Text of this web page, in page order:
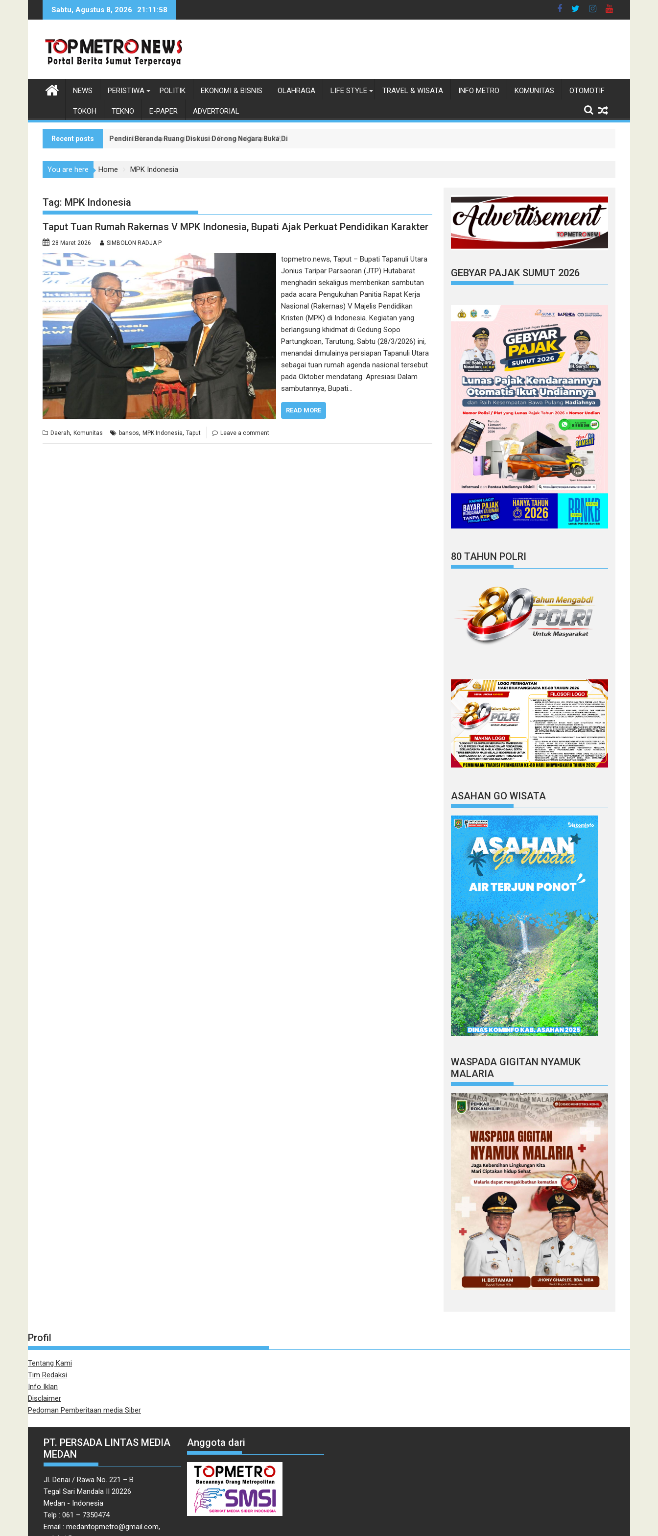
Sabtu, Agustus 8, 2026 21:11:58
NEWS PERISTIWA POLITIK EKONOMI & BISNIS OLAHRAGA LIFE STYLE TRAVEL & WISATA INFO METRO KOMUNITAS OTOMOTIF
TOKOH TEKNO E-PAPER ADVERTORIAL
Recent posts Pendiri Beranda Ruang Diskusi Dorong Negara Buka Dialog dalam Penyelesaian BLBI
Pemkab Karo Apresiasi Dedikasi Personel Satpol PP, Linmas, dan Pemadam Kebakaran
You are here Home MPK Indonesia
Tag: MPK Indonesia
Taput Tuan Rumah Rakernas V MPK Indonesia, Bupati Ajak Perkuat Pendidikan Karakter
28 Maret 2026 SIMBOLON RADJA P
topmetro.news, Taput – Bupati Tapanuli Utara
Jonius Taripar Parsaoran (JTP) Hutabarat
menghadiri sekaligus memberikan sambutan
pada acara Pengukuhan Panitia Rapat Kerja
Nasional (Rakernas) V Majelis Pendidikan
Kristen (MPK) di Indonesia. Kegiatan yang
berlangsung khidmat di Gedung Sopo
Partungkoan, Tarutung, Sabtu (28/3/2026) ini,
menandai dimulainya persiapan Tapanuli Utara
sebagai tuan rumah agenda nasional tersebut
pada Oktober mendatang. ‎Apresiasi Dalam
sambutannya, Bupati…
READ MORE
Daerah, Komunitas bansos, MPK Indonesia, Taput Leave a comment
GEBYAR PAJAK SUMUT 2026
80 TAHUN POLRI
ASAHAN GO WISATA
WASPADA GIGITAN NYAMUK
MALARIA
Profil
Tentang Kami
Tim Redaksi
Info Iklan
Disclaimer
Pedoman Pemberitaan media Siber
PT. PERSADA LINTAS MEDIA
MEDAN
Jl. Denai / Rawa No. 221 – B
Tegal Sari Mandala II 20226
Medan - Indonesia
Telp : 061 – 7350474
Email : medantopmetro@gmail.com,
Anggota dari